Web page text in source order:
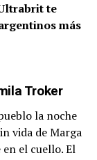
te
más
Troker
la noche
vida de Marga
el cuello. El